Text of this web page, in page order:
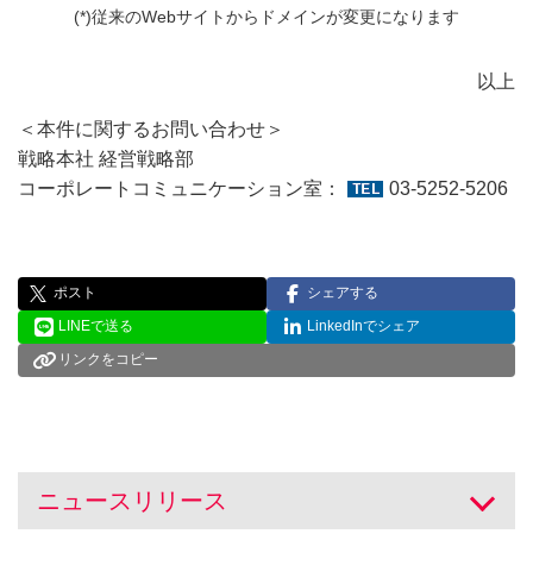
(*)従来のWebサイトからドメインが変更になります
以上
＜本件に関するお問い合わせ＞
戦略本社 経営戦略部
コーポレートコミュニケーション室：
03-5252-5206
ポスト
シェアする
LINEで送る
LinkedInでシェア
リンクをコピー
ニュースリリース 開く